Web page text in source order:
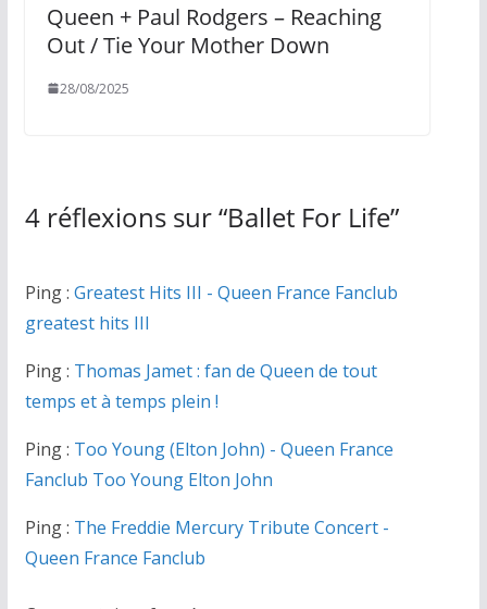
Queen + Paul Rodgers ‎– Reaching
Out / Tie Your Mother Down
28/08/2025
4 réflexions sur “Ballet For Life”
Ping : Greatest Hits III - Queen France Fanclub
greatest hits III
Ping : Thomas Jamet : fan de Queen de tout
temps et à temps plein !
Ping : Too Young (Elton John) - Queen France
Fanclub Too Young Elton John
Ping : The Freddie Mercury Tribute Concert -
Queen France Fanclub